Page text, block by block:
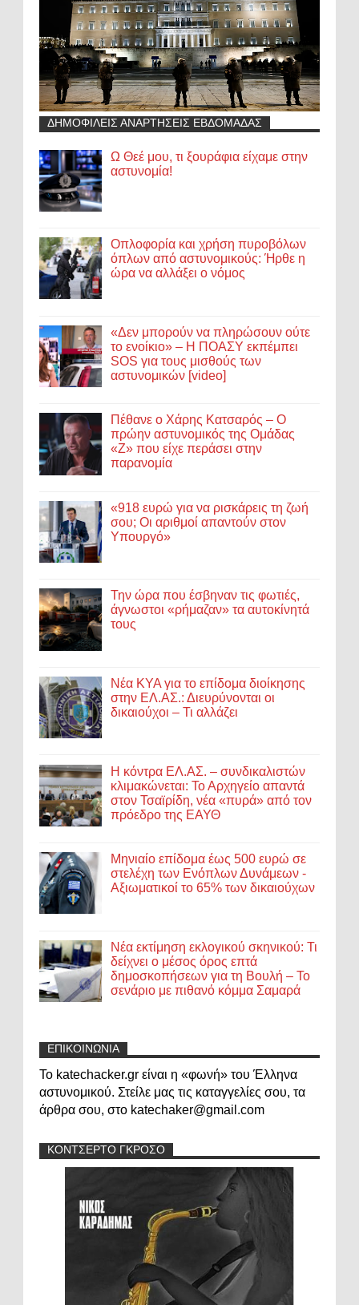
ΔΗΜΟΦΙΛΕΙΣ ΑΝΑΡΤΗΣΕΙΣ ΕΒΔΟΜΑΔΑΣ
Ω Θεέ μου, τι ξουράφια είχαμε στην
αστυνομία!
Οπλοφορία και χρήση πυροβόλων
όπλων από αστυνομικούς: Ήρθε η
ώρα να αλλάξει ο νόμος
«Δεν μπορούν να πληρώσουν ούτε
το ενοίκιο» – Η ΠΟΑΣΥ εκπέμπει
SOS για τους μισθούς των
αστυνομικών [video]
Πέθανε ο Χάρης Κατσαρός – Ο
πρώην αστυνομικός της Ομάδας
«Ζ» που είχε περάσει στην
παρανομία
«918 ευρώ για να ρισκάρεις τη ζωή
σου; Οι αριθμοί απαντούν στον
Υπουργό»
Την ώρα που έσβηναν τις φωτιές,
άγνωστοι «ρήμαζαν» τα αυτοκίνητά
τους
Νέα ΚΥΑ για το επίδομα διοίκησης
στην ΕΛ.ΑΣ.: Διευρύνονται οι
δικαιούχοι – Τι αλλάζει
Η κόντρα ΕΛ.ΑΣ. – συνδικαλιστών
κλιμακώνεται: Το Αρχηγείο απαντά
στον Τσαϊρίδη, νέα «πυρά» από τον
πρόεδρο της ΕΑΥΘ
Μηνιαίο επίδομα έως 500 ευρώ σε
στελέχη των Ενόπλων Δυνάμεων -
Αξιωματικοί το 65% των δικαιούχων
Νέα εκτίμηση εκλογικού σκηνικού: Τι
δείχνει ο μέσος όρος επτά
δημοσκοπήσεων για τη Βουλή – Το
σενάριο με πιθανό κόμμα Σαμαρά
ΕΠΙΚΟΙΝΩΝΙΑ
Το katechacker.gr είναι η «φωνή» του Έλληνα
αστυνομικού. Στείλε μας τις καταγγελίες σου, τα
άρθρα σου, στο katechaker@gmail.com
ΚΟΝΤΣΕΡΤΟ ΓΚΡΟΣΟ